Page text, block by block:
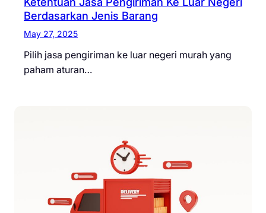
Berdasarkan Jenis Barang
May 27, 2025
Pilih jasa pengiriman ke luar negeri murah yang
paham aturan…